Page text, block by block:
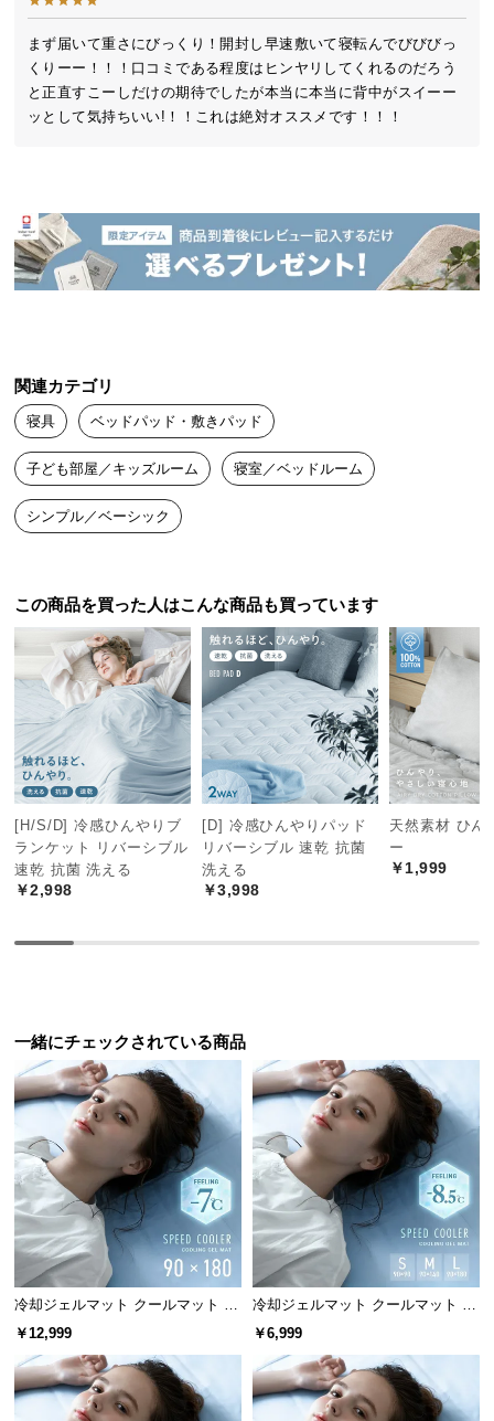
送
料
に
つ
い
型
商
品
に
つ
い
て
中
型
の
配
送
に
い
て
小
型
商
品
い
て
梱
設
置
サ
ー
ビ
つ
い
て
まず届いて重さにびっくり！開封し早速敷いて寝転んでびびびっ
くりーー！！！口コミである程度はヒンヤリしてくれるのだろう
と正直すこーしだけの期待でしたが本当に本当に背中がスイーー
関連カテゴリ
寝具 ベッドパッド・敷きパッド
子ども部屋／キッズルーム 寝室／ベッドルーム
シンプル／ベーシック
この商品を買った人はこんな商品も買っています
[H/S/D] 冷感ひんやりブ
ランケット リバーシブル
速乾 抗菌 洗える
￥2,998
[D] 冷感ひんやりパッド
リバーシブル 速乾 抗菌
洗える
￥3,998
天然素材 ひん
ー
￥1,999
一緒にチェックされている商品
冷却ジェルマット クールマット 90
×180cm ナトリウムタイプ
￥12,999
冷却ジェルマット クールマット プ
レミアムタイプ
￥6,999